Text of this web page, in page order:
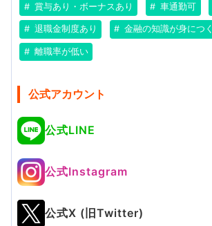
賞与あり・ボーナスあり 車通勤可
退職金制度あり 金融の知識が身につく
離職率が低い
公式アカウント
公式LINE
公式Instagram
公式X (旧Twitter)